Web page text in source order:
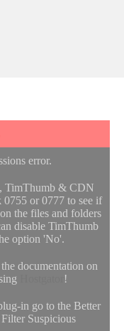
error.
TimThumb & CDN
or 0777 to see if
the files and folders
disable TimThumb
option 'No'.
documentation on
!
in go to the Better
Suspicious